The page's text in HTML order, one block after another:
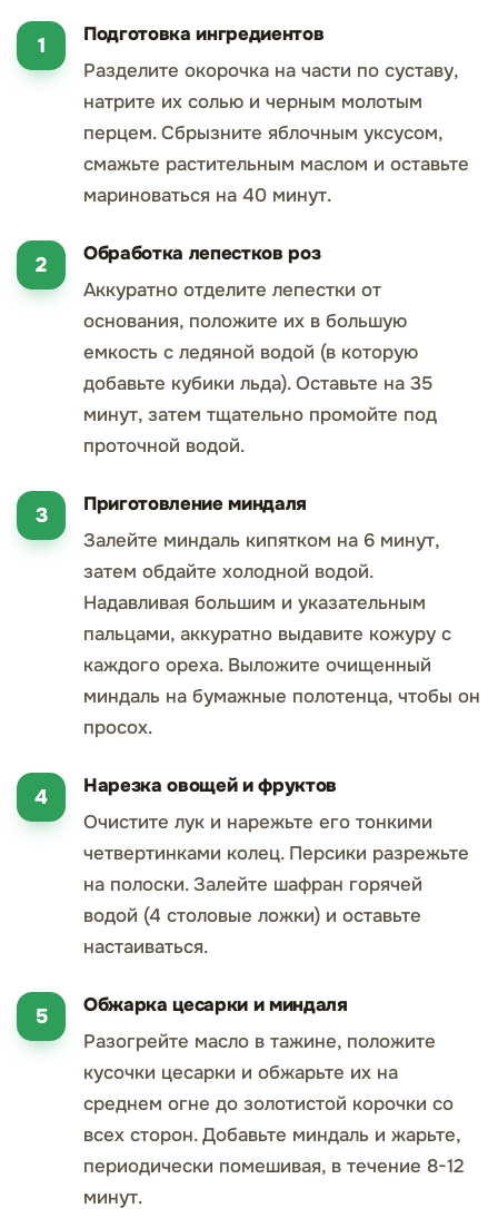
Подготовка ингредиентов
Разделите окорочка на части по суставу,
натрите их солью и черным молотым
перцем. Сбрызните яблочным уксусом,
смажьте растительным маслом и оставьте
мариноваться на 40 минут.
Обработка лепестков роз
Аккуратно отделите лепестки от
основания, положите их в большую
емкость с ледяной водой (в которую
добавьте кубики льда). Оставьте на 35
минут, затем тщательно промойте под
проточной водой.
Приготовление миндаля
Залейте миндаль кипятком на 6 минут,
затем обдайте холодной водой.
Надавливая большим и указательным
пальцами, аккуратно выдавите кожуру с
каждого ореха. Выложите очищенный
миндаль на бумажные полотенца, чтобы он
просох.
Нарезка овощей и фруктов
Очистите лук и нарежьте его тонкими
четвертинками колец. Персики разрежьте
на полоски. Залейте шафран горячей
водой (4 столовые ложки) и оставьте
настаиваться.
Обжарка цесарки и миндаля
Разогрейте масло в тажине, положите
кусочки цесарки и обжарьте их на
среднем огне до золотистой корочки со
всех сторон. Добавьте миндаль и жарьте,
периодически помешивая, в течение 8-12
минут.